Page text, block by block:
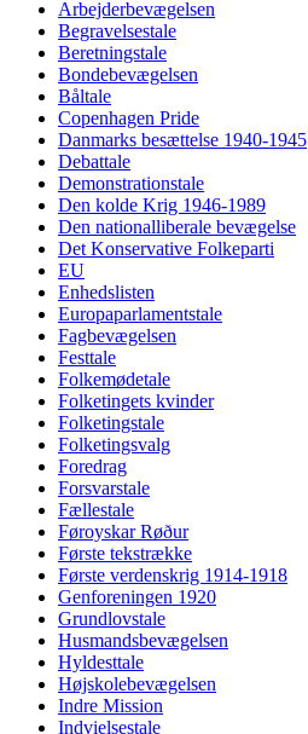
Arbejderbevægelsen
Begravelsestale
Beretningstale
Bondebevægelsen
Båltale
Copenhagen Pride
Danmarks besættelse 1940-1945
Debattale
Demonstrationstale
Den kolde Krig 1946-1989
Den nationalliberale bevægelse
Det Konservative Folkeparti
EU
Enhedslisten
Europaparlamentstale
Fagbevægelsen
Festtale
Folkemødetale
Folketingets kvinder
Folketingstale
Folketingsvalg
Foredrag
Forsvarstale
Fællestale
Føroyskar Røður
Første tekstrække
Første verdenskrig 1914-1918
Genforeningen 1920
Grundlovstale
Husmandsbevægelsen
Hyldesttale
Højskolebevægelsen
Indre Mission
Indvielsestale